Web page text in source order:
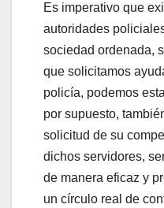
Es imperativo que
autoridades
sociedad ordenada,
que solicitamos
policía, podemos
por supuesto,
solicitud de su
dichos servidores,
de manera eficaz y
un círculo real de